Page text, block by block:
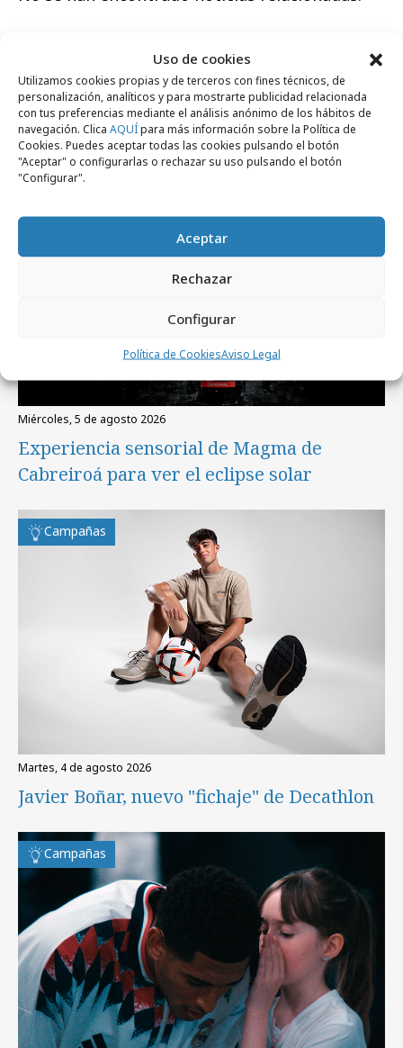
Uso de cookies
Utilizamos cookies propias y de terceros con fines técnicos, de
personalización, analíticos y para mostrarte publicidad relacionada
con tus preferencias mediante el análisis anónimo de los hábitos de
navegación. Clica AQUÍpara más información sobre la Política de
Cookies. Puedes aceptar todas las cookies pulsando el botón
"Aceptar" o configurarlas o rechazar su uso pulsando el botón
"Configurar".
Aceptar
Rechazar
Configurar
Política de CookiesAviso Legal
Artículos recientes
Campañas
miércoles, 5 de agosto 2026
Experiencia sensorial de Magma de
Cabreiroá para ver el eclipse solar
Campañas
martes, 4 de agosto 2026
Javier Boñar, nuevo "fichaje" de Decathlon
Campañas